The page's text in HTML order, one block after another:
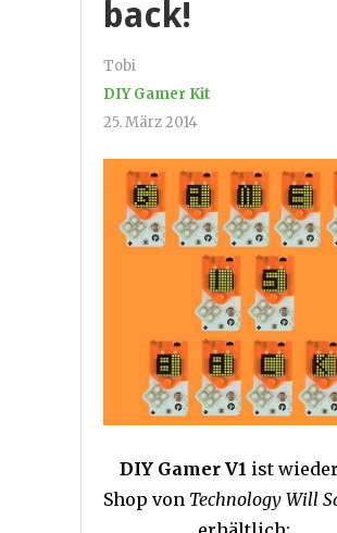
back!
Tobi
DIY Gamer Kit
25. März 2014
DIY Gamer V1 ist
Shop von Technology Will